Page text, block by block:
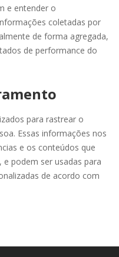
e entender o
coletadas por
de forma agregada,
de performance do
para rastrear o
Essas informações nos
e os conteúdos que
podem ser usadas para
de acordo com